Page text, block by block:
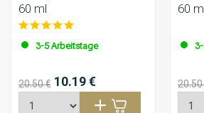
60 ml
3-5 Arbeitstage
20.50 € 10.19 €
60
20.50